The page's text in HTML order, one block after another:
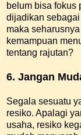
belum bisa fokus
dijadikan
maka
kemampuan
tentang rajutan?
6. Jangan
Segala sesuatu
resiko. Apalagi
usaha, resiko